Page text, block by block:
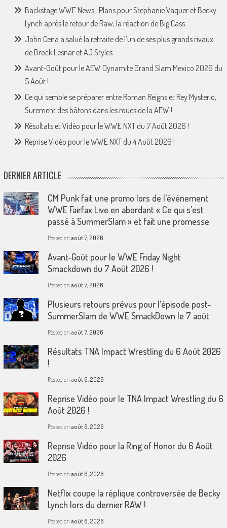
Backstage WWE News : Plans pour Stephanie Vaquer et Becky
Lynch après le retour de Raw, la réaction de Big Cass
John Cena a salué la retraite de l’un de ses plus grands rivaux.
de Brock Lesnar et AJ Styles
Avant-Goût pour le AEW Dynamite Grand Slam Mexico 2026 du
5 Août !
Ce qui semble se préparer entre Roman Reigns et Rey Mysterio,
Surement des bâtons dans les roues de la AEW !
Résultats et Vidéo pour le WWE NXT du 7 Août 2026 !
Reprise Vidéo pour le WWE NXT du 4 Août 2026 !
DERNIER ARTICLE
CM Punk fait une promo lors de l’événement
WWE Fairfax Live en abordant « Ce qui s’est
passé à SummerSlam » et fait une promesse
Posted on août 7, 2026
Avant-Goût pour le WWE Friday Night
Smackdown du 7 Août 2026 !
Posted on août 7, 2026
Plusieurs retours prévus pour l’épisode post-
SummerSlam de WWE SmackDown le 7 août
Posted on août 7, 2026
Résultats TNA Impact Wrestling du 6 Août 2026
!
Posted on août 6, 2026
Reprise Vidéo pour le TNA Impact Wrestling du 6
Août 2026 !
Posted on août 6, 2026
Reprise Vidéo pour la Ring of Honor du 6 Août
2026
Posted on août 6, 2026
Netflix coupe la réplique controversée de Becky
Lynch lors du dernier RAW !
Posted on août 6, 2026